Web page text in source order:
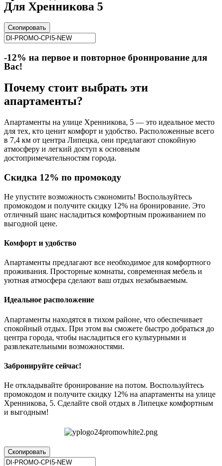
Для Хренникова 5
Скопировать
-12% на первое и повторное бронирование для
Вас!
Почему стоит выбрать эти
апартаменты?
Апартаменты на улице Хренникова, 5 — это идеальное место
для тех, кто ценит комфорт и удобство. Расположенные всего
в 7,4 км от центра Липецка, они предлагают спокойную
атмосферу и легкий доступ к основным
достопримечательностям города.
Скидка 12% по промокоду
Не упустите возможность сэкономить! Воспользуйтесь
промокодом и получите скидку 12% на бронирование. Это
отличный шанс насладиться комфортным проживанием по
выгодной цене.
Комфорт и удобство
Апартаменты предлагают все необходимое для комфортного
проживания. Просторные комнаты, современная мебель и
уютная атмосфера сделают ваш отдых незабываемым.
Идеальное расположение
Апартаменты находятся в тихом районе, что обеспечивает
спокойный отдых. При этом вы сможете быстро добраться до
центра города, чтобы насладиться его культурными и
развлекательными возможностями.
Забронируйте сейчас!
Не откладывайте бронирование на потом. Воспользуйтесь
промокодом и получите скидку 12% на апартаменты на улице
Хренникова, 5. Сделайте свой отдых в Липецке комфортным
и выгодным!
Скопировать